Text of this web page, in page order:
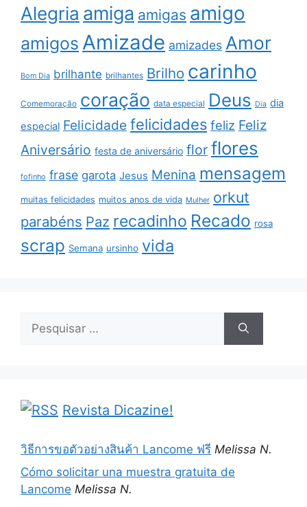
Alegria amiga amigas amigo
amigos Amizade amizades Amor
Bom Dia brilhante brilhantes Brilho carinho
Comemoração coração data especial Deus Dia dia
especial Felicidade felicidades feliz Feliz
Aniversário festa de aniversário flor flores
fofinho frase garota Jesus Menina mensagem
muitas felicidades muitos anos de vida Mulher orkut
parabéns Paz recadinho Recado rosa
scrap Semana ursinho vida
por:
Revista Dicazine!
วิธีการขอตัวอย่างสินค้า Lancome ฟรี Melissa N.
Cómo solicitar una muestra gratuita de
Lancome Melissa N.